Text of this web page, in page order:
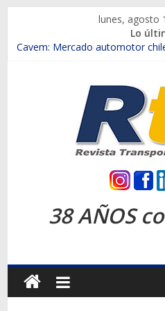
contenido
lunes, agosto
Lo
Chile es el primer mercado
Salfa suma vehículos
Samex amplía su red con
SINOTRUK Pick-ups presentó
la Expo Compras Públicas 2026
Revista
Terrestre
38 AÑOS